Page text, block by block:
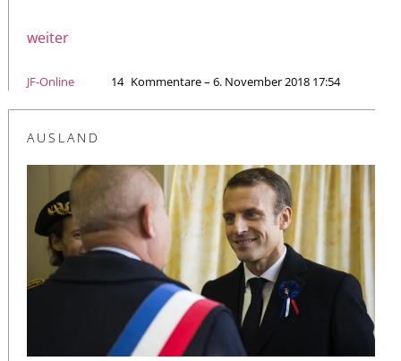
weiter
JF-Online 14 Kommentare – 6. November 2018 17:54
AUSLAND